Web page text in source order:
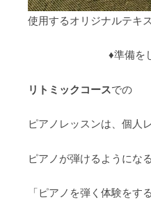
使用するオリジナルテキ
♦︎準備を
リトミックコースでの
ピアノレッスンは、個人
ピアノが弾けるようにな
「ピアノを弾く体験をする